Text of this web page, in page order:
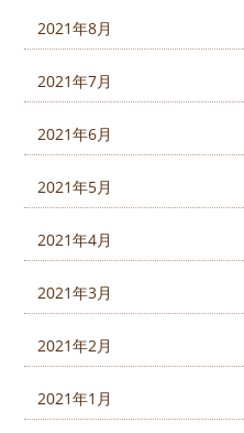
2021年8月
2021年7月
2021年6月
2021年5月
2021年4月
2021年3月
2021年2月
2021年1月